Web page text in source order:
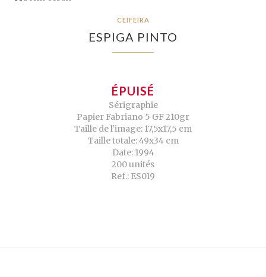
CEIFEIRA
ESPIGA PINTO
ÉPUISÉ
Sérigraphie
Papier Fabriano 5 GF 210gr
Taille de l'image: 17,5x17,5 cm
Taille totale: 49x34 cm
Date: 1994
200 unités
Ref.: ES019